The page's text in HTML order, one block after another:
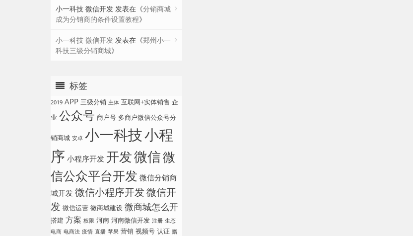
小一科技 微信开发 发表在《分销商城
成为分销商的条件设置教程》
小一科技 微信开发 发表在《郑州小一
科技三级分销商城》
标签
2019 APP 三级分销 主体 互联网+实体销售 企
业 公众号 商户号 多商户微信公众号分
销商城 安卓 小一科技小程
序 小程序开发 开发微信微
信公众平台开发 微信分销商
城开发 微信小程序开发微信开
发 微信运营 微商城建设 微商城怎么开
搭建 方案 权限 河南 河南微信开发 注册 生态
电商 电商法 疫情 直播 苹果 营销 视频号 认证 赠